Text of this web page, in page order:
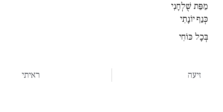
מַפַּת שֻׁלְחָנִי
כְּנַף יוֹנָתִי
בְּכָל כּוֹחִי
זיעה ראיתי